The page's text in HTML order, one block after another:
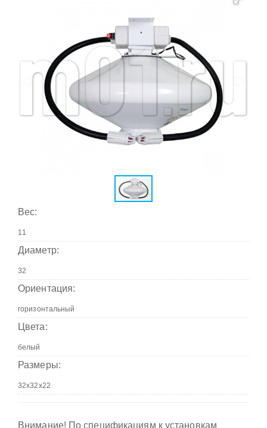
Вес:
Диаметр:
Ориентация:
Цвета:
Размеры:
Внимание! По спецификациям к установкам